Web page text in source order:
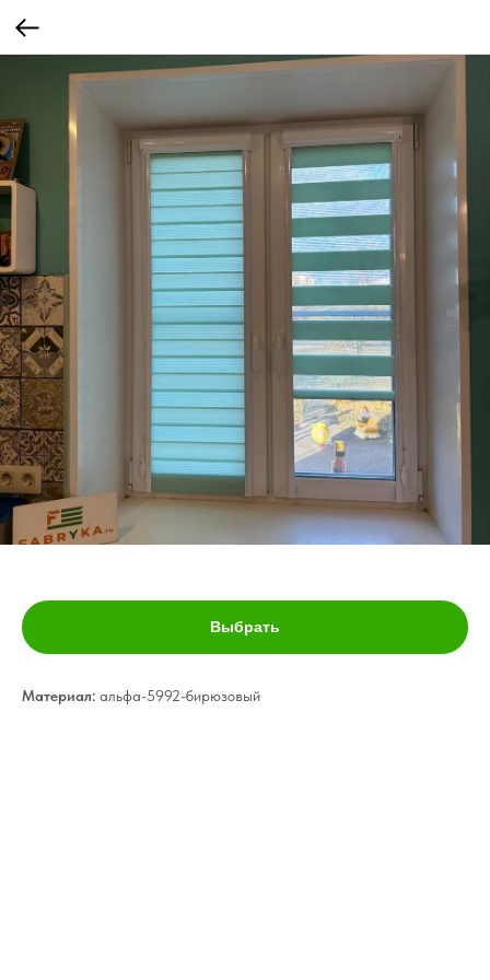
Выбрать
Материал: альфа-5992-бирюзовый